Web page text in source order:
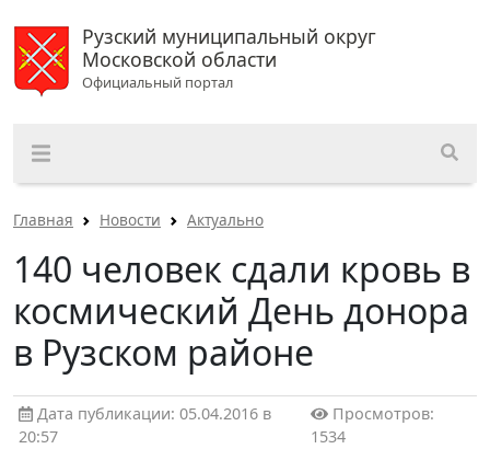
Рузский муниципальный округ
Московской области
Официальный портал
Главная Новости Актуально
140 человек сдали кровь в
космический День донора
в Рузском районе
Дата публикации: 05.04.2016 в
20:57
Просмотров:
1534